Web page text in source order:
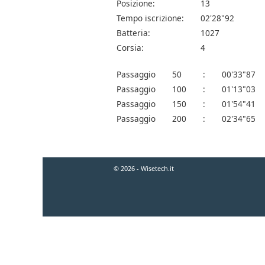
Posizione:
13
Tempo iscrizione:
02'28"92
Batteria:
1027
Corsia:
4
Passaggio 50 : 00'33"87
Passaggio
100 : 01'13"03
Passaggio
150 : 01'54"41
Passaggio
200 : 02'34"65
© 2026 - Wisetech.it